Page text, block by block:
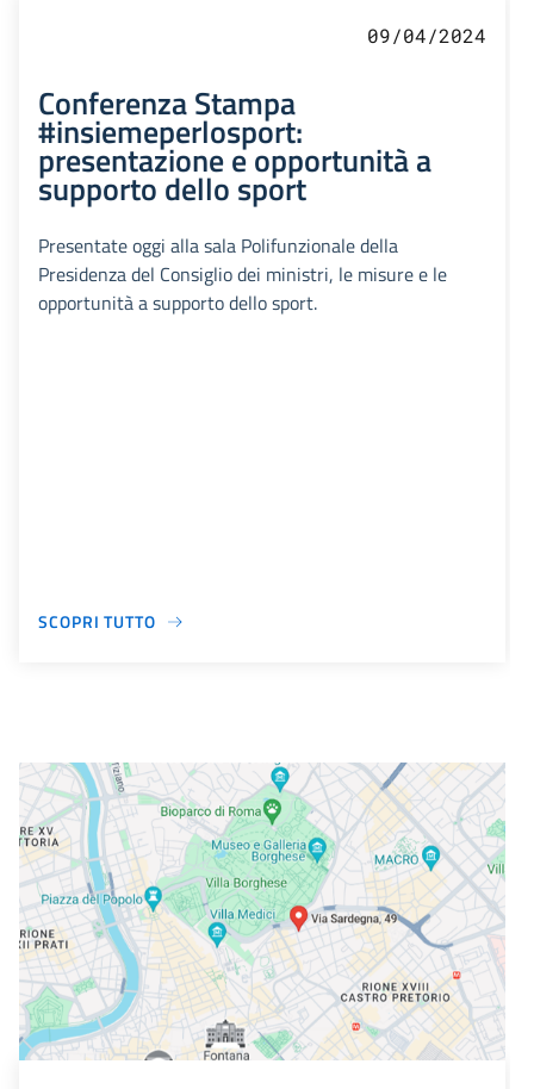
09/04/2024
Conferenza Stampa
#insiemeperlosport:
presentazione e opportunità a
supporto dello sport
Presentate oggi alla sala Polifunzionale della
Presidenza del Consiglio dei ministri, le misure e le
opportunità a supporto dello sport.
SCOPRI TUTTO